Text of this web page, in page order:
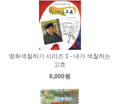
명화색칠하기 시리즈 1 - 내가 색칠하는
고흐
6,000원